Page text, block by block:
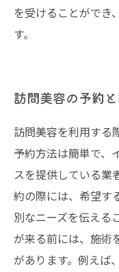
を受けることができ
す。
訪問美容の予約
訪問美容を利用する
予約方法は簡単で、
スを提供している業
約の際には、希望す
別なニーズを伝える
が来る前には、施術
があります。例えば